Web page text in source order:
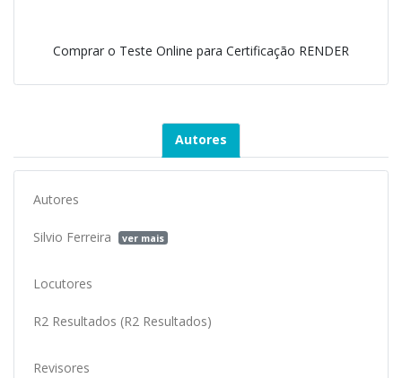
Comprar o Teste Online para Certificação RENDER
Autores
Autores
Silvio Ferreira ver mais
Locutores
R2 Resultados (R2 Resultados)
Revisores